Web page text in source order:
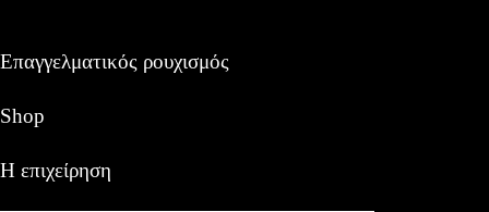
Επαγγελματικός ρουχισμός
Shop
Η επιχείρηση